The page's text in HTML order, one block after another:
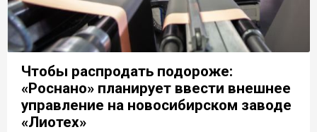
Чтобы распродать подороже:
«Роснано» планирует ввести внешнее
управление на новосибирском заводе
«Лиотех»